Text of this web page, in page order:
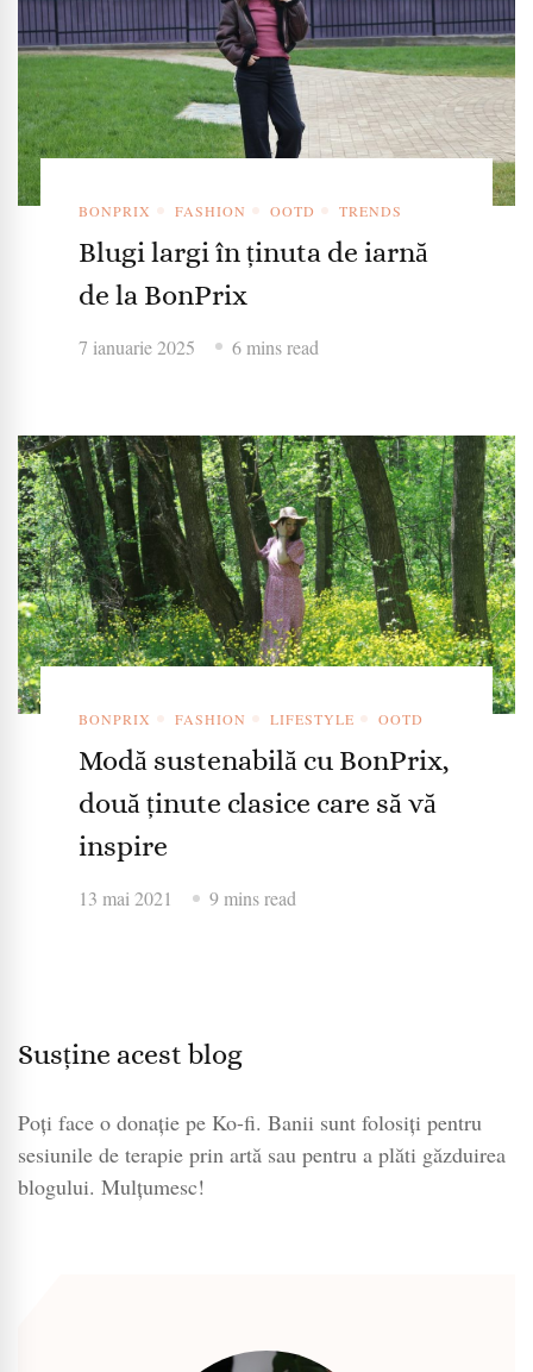
BONPRIX FASHION OOTD TRENDS
Blugi largi în ținuta de iarnă
de la BonPrix
7 ianuarie 2025 6 mins read
BONPRIX FASHION LIFESTYLE OOTD
Modă sustenabilă cu BonPrix,
două ținute clasice care să vă
inspire
13 mai 2021 9 mins read
Susține acest blog
Poți face o donație pe Ko-fi. Banii sunt folosiți pentru
sesiunile de terapie prin artă sau pentru a plăti găzduirea
blogului. Mulțumesc!